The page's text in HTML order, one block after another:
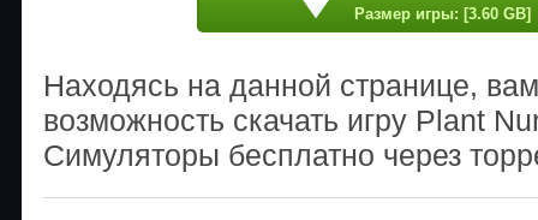
Размер игры: [3.60 GB]
Находясь на данной странице,
возможность скачать игру Plant
Симуляторы бесплатно через